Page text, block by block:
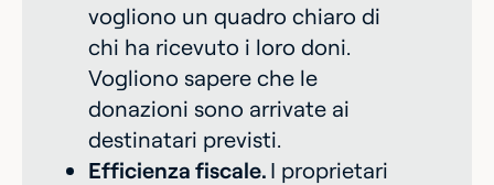
vogliono un quadro chiaro di
chi ha ricevuto i loro doni.
Vogliono sapere che le
donazioni sono arrivate ai
destinatari previsti.
Efficienza fiscale. I proprietari